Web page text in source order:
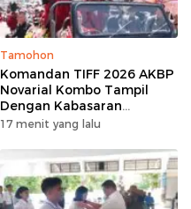
Tamohon
Komandan TIFF 2026 AKBP
Novarial Kombo Tampil
Dengan Kabasaran
Minahasa, Padukan Tugas
17 menit yang lalu